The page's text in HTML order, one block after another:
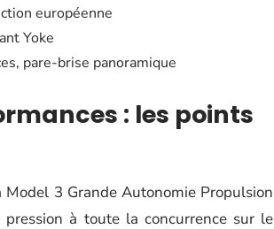
européenne
Yoke
pare-brise panoramique
: les points
Model 3 Grande Autonomie Propulsion
à toute la concurrence sur le